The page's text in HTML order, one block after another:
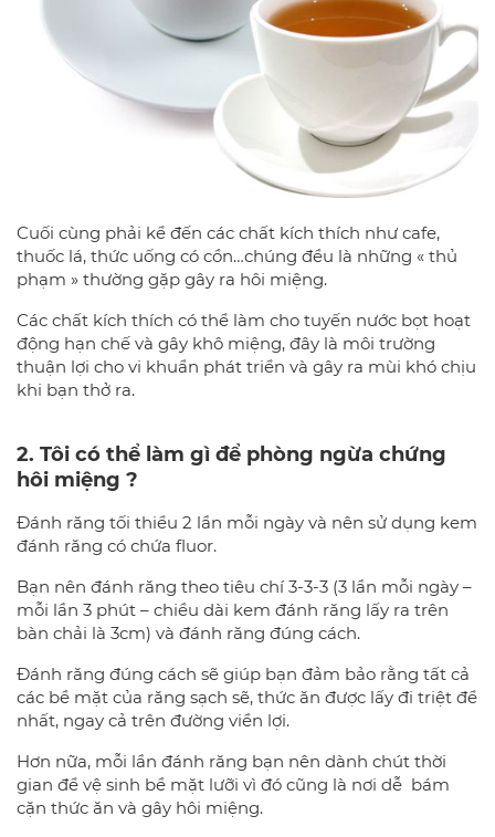
Cuối cùng phải kể đến các chất kích thích như cafe,
thuốc lá, thức uống có cồn…chúng đều là những « thủ
phạm » thường gặp gây ra hôi miệng.
Các chất kích thích có thể làm cho tuyến nước bọt hoạt
động hạn chế và gây khô miệng, đây là môi trường
thuận lợi cho vi khuẩn phát triển và gây ra mùi khó chịu
khi bạn thở ra.
2. Tôi có thể làm gì để phòng ngừa chứng
hôi miệng ?
Đánh răng tối thiểu 2 lần mỗi ngày và nên sử dụng kem
đánh răng có chứa fluor.
Bạn nên đánh răng theo tiêu chí 3-3-3 (3 lần mỗi ngày –
mỗi lần 3 phút – chiều dài kem đánh răng lấy ra trên
bàn chải là 3cm) và đánh răng đúng cách.
Đánh răng đúng cách sẽ giúp bạn đảm bảo rằng tất cả
các bề mặt của răng sạch sẽ, thức ăn được lấy đi triệt để
nhất, ngay cả trên đường viền lợi.
Hơn nữa, mỗi lần đánh răng bạn nên dành chút thời
gian để vệ sinh bề mặt lưỡi vì đó cũng là nơi dễ bám
cặn thức ăn và gây hôi miệng.